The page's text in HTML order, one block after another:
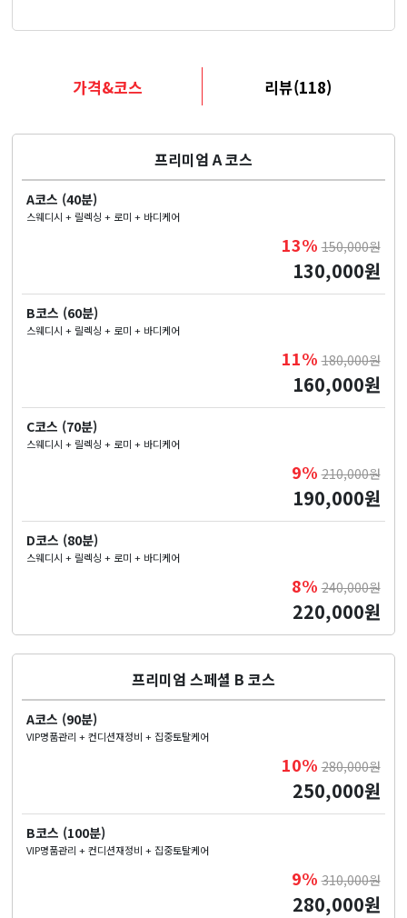
가격&코스 리뷰(118)
프리미엄 A 코스
A코스 (40분)
스웨디시 + 릴렉싱 + 로미 + 바디케어
13% 150,000원
130,000원
B코스 (60분)
스웨디시 + 릴렉싱 + 로미 + 바디케어
11% 180,000원
160,000원
C코스 (70분)
스웨디시 + 릴렉싱 + 로미 + 바디케어
9% 210,000원
190,000원
D코스 (80분)
스웨디시 + 릴렉싱 + 로미 + 바디케어
8% 240,000원
220,000원
프리미엄 스페셜 B 코스
A코스 (90분)
VIP명품관리 + 컨디션재정비 + 집중토탈케어
10% 280,000원
250,000원
B코스 (100분)
VIP명품관리 + 컨디션재정비 + 집중토탈케어
9% 310,000원
280,000원